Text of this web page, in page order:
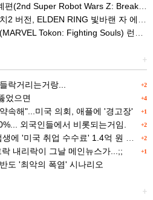
Wars Z: Break the World Chapter) Remastered 제작 결정
RING 빛바랜 자 에디션 패키지 예약 판매, 8월 5일 시작
Tokon: Fighting Souls) 런칭 트레일러
+
+2
락거리는거랑...
+4
었으면
+1
속해"...미국 의회, 애플에 '경고장'
+2
외국인들에서 비롯되는거임.
+2
'미국 취업 수수료' 1.4억 원 검토
+1
내리락이 그날 메인뉴스가...;;
도 '최악의 폭염' 시나리오
+